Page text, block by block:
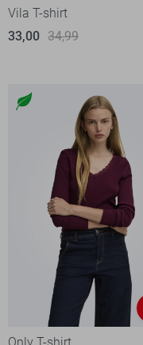
Vila T-shirt
33,00 34,99